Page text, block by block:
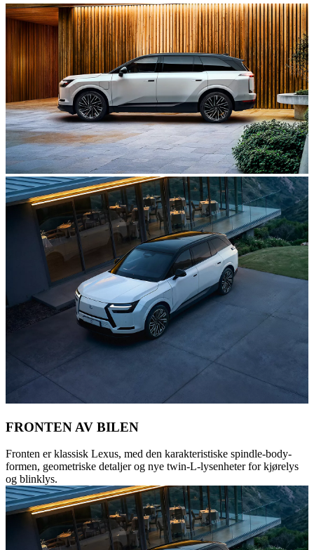
FRONTEN AV BILEN
Fronten er klassisk Lexus, med den karakteristiske spindle-body-
formen, geometriske detaljer og nye twin-L-lysenheter for kjørelys
og blinklys.